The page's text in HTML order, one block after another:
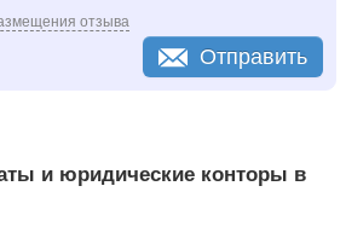
отзыва
Отправить
и юридические конторы в